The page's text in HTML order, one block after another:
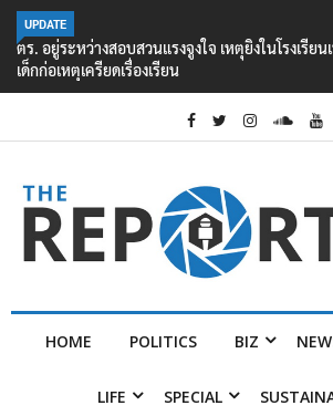
UPDATE
ตร. อยู่ระหว่างสอบสวนแรงจูงใจ เหตุยิงในโรงเรี
เด็กก่อเหตุเครียดเรื่องเรียน
HOME POLITICS BIZ
LIFE SPECIAL